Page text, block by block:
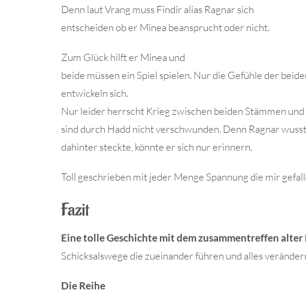
Denn laut Vrang muss Findir alias Ragnar sich
entscheiden ob er Minea beansprucht oder nicht.
Zum Glück hilft er Minea und
beide müssen ein Spiel spielen. Nur die Gefühle der
entwickeln sich.
Nur leider herrscht Krieg zwischen beiden Stämmen
sind durch Hadd nicht verschwunden. Denn Ragnar
dahinter steckte, könnte er sich nur erinnern.
Toll geschrieben mit jeder Menge Spannung die mir
Fazit
Eine tolle Geschichte mit dem zusammentreffen alter
Schicksalswege die zueinander führen und alles
Die Reihe